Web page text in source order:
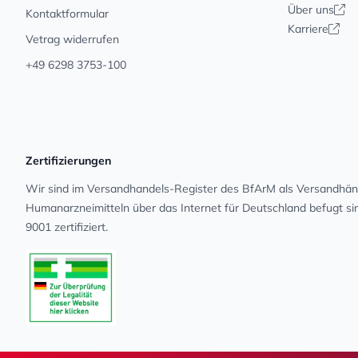
Kontaktformular
Vetrag widerrufen
+49 6298 3753-100
Über uns
Karriere
Zertifizierungen
Wir sind im Versandhandels-Register des BfArM als
Human­arz­nei­mit­teln über das Internet für Deutschland befugt
9001 zertifiziert.